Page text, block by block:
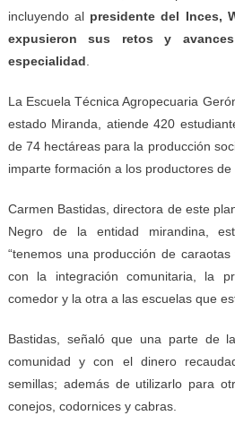
incluyendo al presidente del Inces,
expusieron sus retos y
especialidad
La Escuela Técnica Agropecuaria
estado Miranda, atiende 420
de 74 hectáreas para la producción
imparte formación a los productores de
Carmen Bastidas, directora de este
Negro de la entidad mirandina,
“tenemos una producción de
con la integración comunitaria, la
comedor y la otra a las escuelas que
Bastidas, señaló que una parte de
comunidad y con el dinero
semillas; además de utilizarlo para
conejos, codornices y cabras.